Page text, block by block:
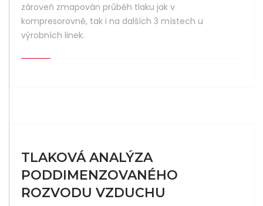
zároveň zmapován průběh tlaku jak v
kompresorovně, tak i na dalších 3 místech u
výrobních linek.
TLAKOVÁ ANALÝZA
PODDIMENZOVANÉHO
ROZVODU VZDUCHU